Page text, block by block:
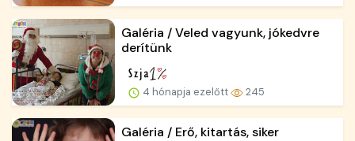
Galéria / Veled vagyunk, jókedvre
derítünk
4 hónapja ezelőtt 245
Galéria / Erő, kitartás, siker